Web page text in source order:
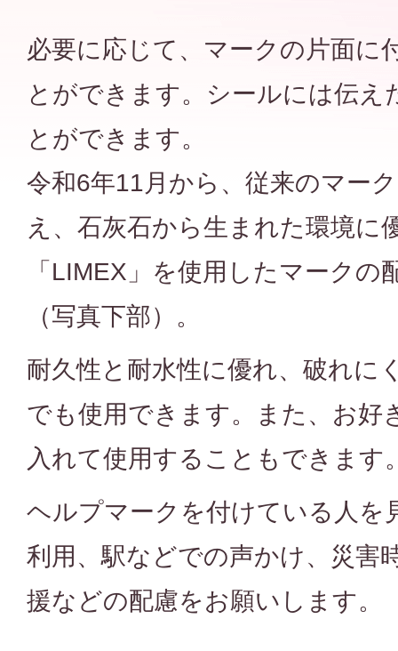
必要に応じて、マークの片面に
とができます。シールには伝え
とができます。
令和6年11月から、従来のマー
え、石灰石から生まれた環境に
「LIMEX」を使用したマークの
（写真下部）。
耐久性と耐水性に優れ、破れに
でも使用できます。また、お好
入れて使用することもできます
ヘルプマークを付けている人を
利用、駅などでの声かけ、災害
援などの配慮をお願いします。